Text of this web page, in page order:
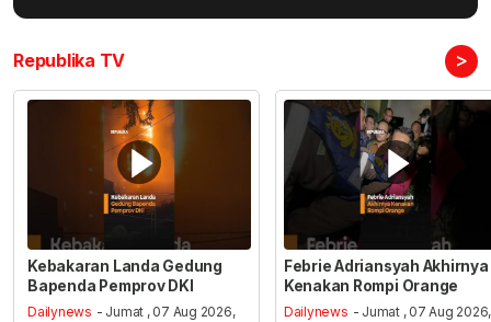
Republika TV >
Kebakaran Landa Gedung
Bapenda Pemprov DKI
Dailynews - Jumat , 07 Aug 2026,
Febrie Adriansyah Akhirnya
Kenakan Rompi Orange
Dailynews - Jumat , 07 Aug 2026,